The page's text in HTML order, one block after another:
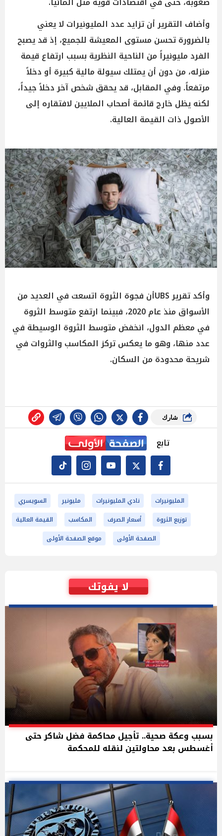
وأضاف التقرير أن تزايد عدد المليونيرات لا يعني
بالضرورة تحسن مستوى المعيشة للجميع، إذ قد يصبح
الفرد مليونيراً من الناحية النظرية بسبب ارتفاع قيمة
منزله، من دون أن يمتلك سيولة مالية كبيرة أو دخلاً
مرتفعاً. وفي المقابل، قد يحقق شخص آخر دخلاً جيداً،
لكنه يظل خارج قائمة أصحاب الملايين لافتقاره إلى
الأصول ذات القيمة العالية.
وأكد تقرير UBSأن فجوة الثروة اتسعت في العديد من
الأسواق منذ عام 2020، فبينما ارتفع متوسط الثروة
في معظم الدول، انخفض متوسط الثروة الوسيطة في
عدد منها، وهو ما يعكس تركز المكاسب والثروات في
شريحة محدودة من السكان.
شارك
تابع
المليونيرات نادي المليونيرات مليونير
السويسري
توزيع الثروة
أسعار الصرف المكاسب
القيمة العالية
الصفحة الأولى
موقع الصفحة الأولى
لا يفوتك
بسبب وعكة صحية.. تأجيل محاكمة فضل شاكر حتى
أغسطس بعد محاولتين لنقله للمحكمة